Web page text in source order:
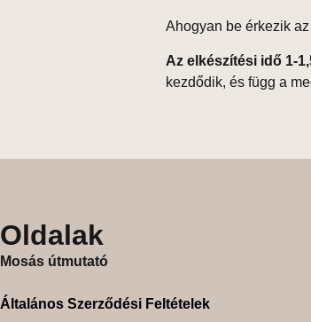
Ahogyan be érkezik
Az elkészítési idő 1-
kezdődik, és függ a
Oldalak
Mosás útmutató
Általános Szerződési Feltételek